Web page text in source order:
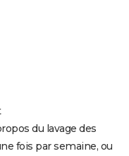
du lavage des
fois par semaine, ou